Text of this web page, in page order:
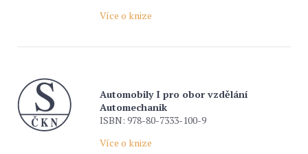
Více o knize
Automobily I pro obor vzdělání
Automechanik
ISBN: 978-80-7333-100-9
Více o knize